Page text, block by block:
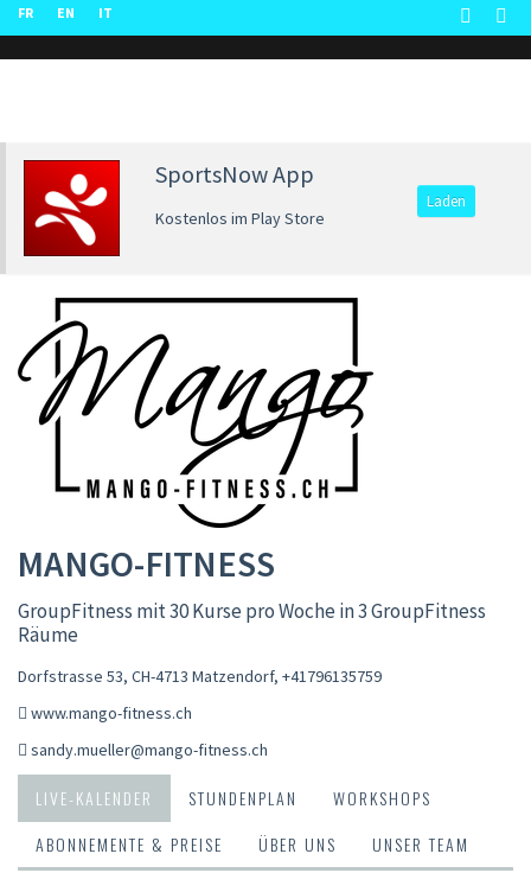
FR EN IT
SportsNow App
Kostenlos im Play Store
Laden
MANGO-FITNESS
GroupFitness mit 30 Kurse pro Woche in 3 GroupFitness
Räume
Dorfstrasse 53, CH-4713 Matzendorf, +41796135759
www.mango-fitness.ch
sandy.mueller@mango-fitness.ch
LIVE-KALENDER STUNDENPLAN
WORKSHOPS
ABONNEMENTE & PREISE
ÜBER UNS UNSER TEAM